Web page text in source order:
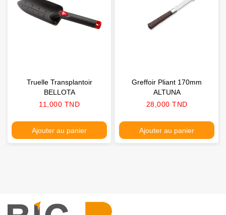
Truelle Transplantoir
BELLOTA
Prix
11,000 TND
Ajouter au panier
Greffoir Pliant 170mm
ALTUNA
Prix
28,000 TND
Ajouter au panier